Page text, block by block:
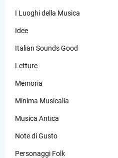
I Luoghi della Musica
Idee
Italian Sounds Good
Letture
Memoria
Minima Musicalia
Musica Antica
Note di Gusto
Personaggi Folk